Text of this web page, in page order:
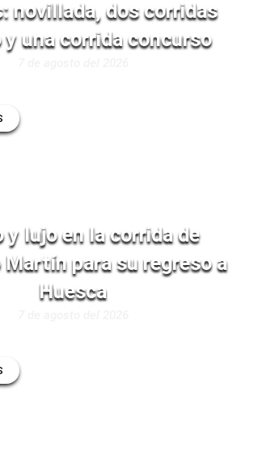
novillada, dos corridas
una corrida concurso
y lujo en la corrida de
para su regreso a
Huesca